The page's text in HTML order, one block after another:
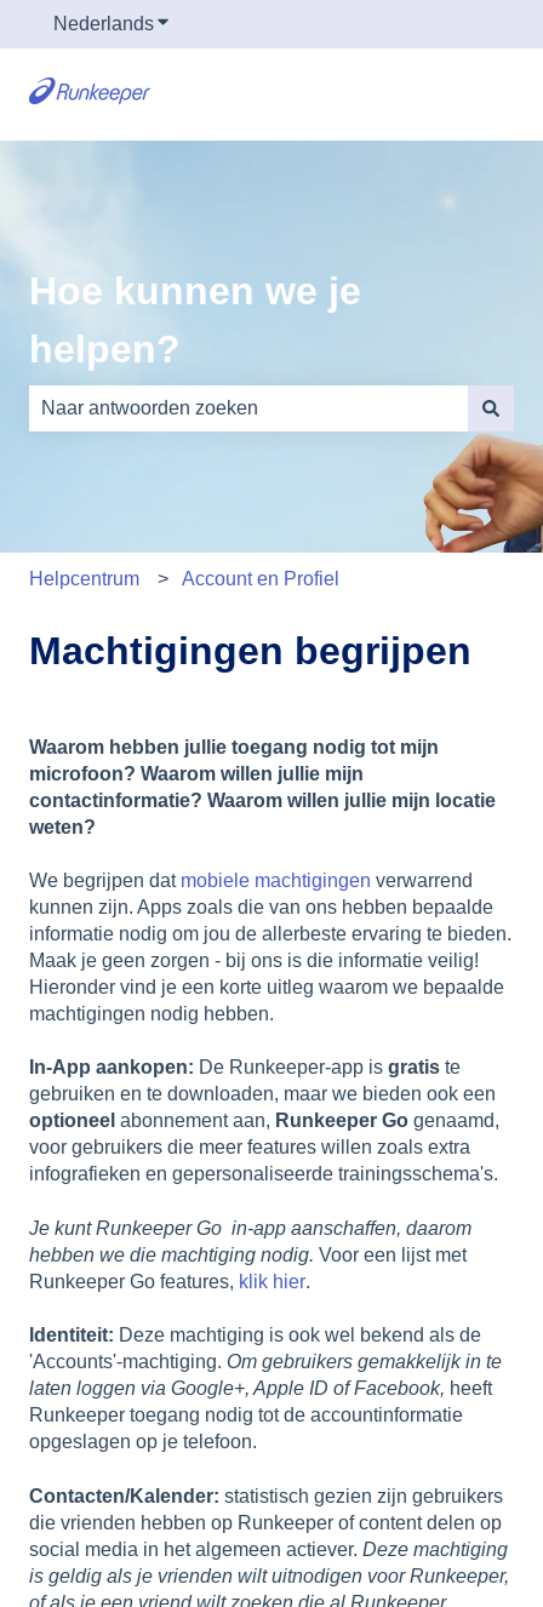
NederlandsSubmenu tonen voor vertalingen
Hoe kunnen we je
helpen?
Er zijn geen suggesties want het zoekveld is leeg.
Helpcentrum Account en Profiel
Machtigingen begrijpen
Waarom hebben jullie toegang nodig tot mijn
microfoon? Waarom willen jullie mijn
contactinformatie? Waarom willen jullie mijn locatie
weten?
We begrijpen dat mobiele machtigingen verwarrend
kunnen zijn. Apps zoals die van ons hebben bepaalde
informatie nodig om jou de allerbeste ervaring te bieden.
Maak je geen zorgen - bij ons is die informatie veilig!
Hieronder vind je een korte uitleg waarom we bepaalde
machtigingen nodig hebben.
In-App aankopen: De Runkeeper-app is gratis te
gebruiken en te downloaden, maar we bieden ook een
optioneel abonnement aan, Runkeeper Go genaamd,
voor gebruikers die meer features willen zoals extra
infografieken en gepersonaliseerde trainingsschema's.
Je kunt Runkeeper Go in-app aanschaffen, daarom
hebben we die machtiging nodig. Voor een lijst met
Runkeeper Go features, klik hier.
Identiteit: Deze machtiging is ook wel bekend als de
'Accounts'-machtiging. Om gebruikers gemakkelijk in te
laten loggen via Google+, Apple ID of Facebook, heeft
Runkeeper toegang nodig tot de accountinformatie
opgeslagen op je telefoon.
Contacten/Kalender: statistisch gezien zijn gebruikers
die vrienden hebben op Runkeeper of content delen op
social media in het algemeen actiever. Deze machtiging
is geldig als je vrienden wilt uitnodigen voor Runkeeper,
of als je een vriend wilt zoeken die al Runkeeper